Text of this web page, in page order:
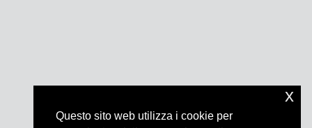
Questo sito web utilizza i cookie per
x